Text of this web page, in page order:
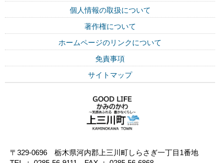
個人情報の取扱について
著作権について
ホームページのリンクについて
免責事項
サイトマップ
〒329-0696 栃木県河内郡上三川町しらさぎ一丁目1番地